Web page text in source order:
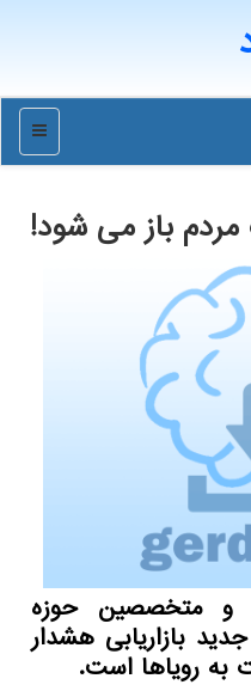
منو
مردم باز می شود!
و متخصصین حوزه
بازاریابی هشدار
به رویاها است.